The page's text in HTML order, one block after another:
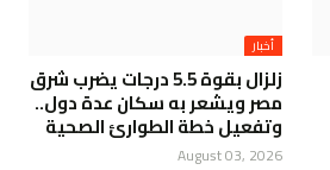
أخبار
زلزال بقوة 5.5 درجات يضرب شرق
مصر ويشعر به سكان عدة دول..
وتفعيل خطة الطوارئ الصحية
August 03, 2026